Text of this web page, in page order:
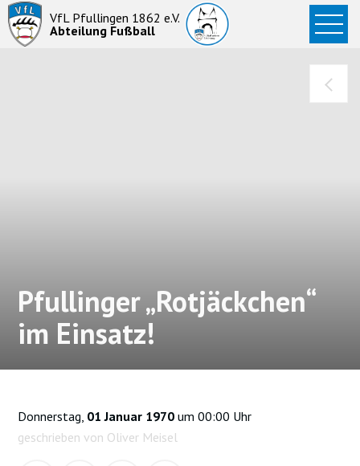
VfL Pfullingen 1862 e.V.
Abteilung Fußball
Startseite
News
Pfullinger „Rotjäckchen“
im Einsatz!
Donnerstag, 01 Januar 1970 um 00:00 Uhr
geschrieben von Oliver Meisel